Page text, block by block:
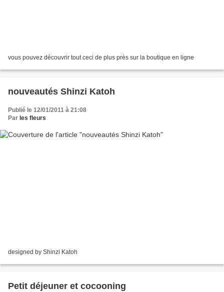
vous pouvez découvrir tout ceci de plus près sur la boutique en ligne
nouveautés Shinzi Katoh
Publié le 12/01/2011 à 21:08
Par les fleurs
designed by Shinzi Katoh
Petit déjeuner et cocooning